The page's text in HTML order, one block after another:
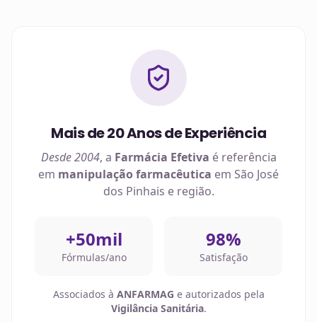
Mais de 20 Anos de Experiência
Desde 2004, a Farmácia Efetiva é referência
em manipulação farmacêutica em São José
dos Pinhais e região.
+50mil
Fórmulas/ano
98%
Satisfação
Associados à ANFARMAG e autorizados pela
Vigilância Sanitária.